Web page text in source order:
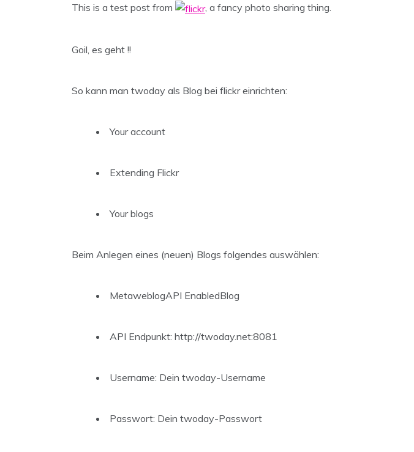
This is a test post from , a fancy photo sharing thing.
Goil, es geht !!
So kann man twoday als Blog bei flickr einrichten:
Your account
Extending Flickr
Your blogs
Beim Anlegen eines (neuen) Blogs folgendes auswählen:
MetaweblogAPI EnabledBlog
API Endpunkt: http://twoday.net:8081
Username: Dein twoday-Username
Passwort: Dein twoday-Passwort